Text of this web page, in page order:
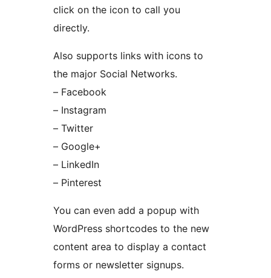
click on the icon to call you
directly.
Also supports links with icons to
the major Social Networks.
– Facebook
– Instagram
– Twitter
– Google+
– LinkedIn
– Pinterest
You can even add a popup with
WordPress shortcodes to the new
content area to display a contact
forms or newsletter signups.